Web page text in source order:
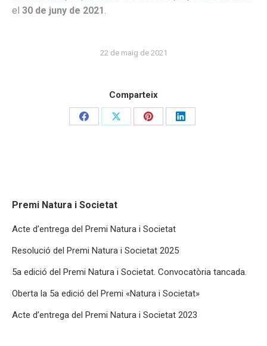
el 30 de juny de 2021.
22 de maig de 2021
Comparteix
Share
Share
Share
Share
Premi Natura i Societat
Acte d’entrega del Premi Natura i Societat
Resolució del Premi Natura i Societat 2025
5a edició del Premi Natura i Societat. Convocatòria tancada.
Oberta la 5a edició del Premi «Natura i Societat»
Acte d’entrega del Premi Natura i Societat 2023
These
cookies are
visit. If you
cookies,
some
functionality
disappear
website.